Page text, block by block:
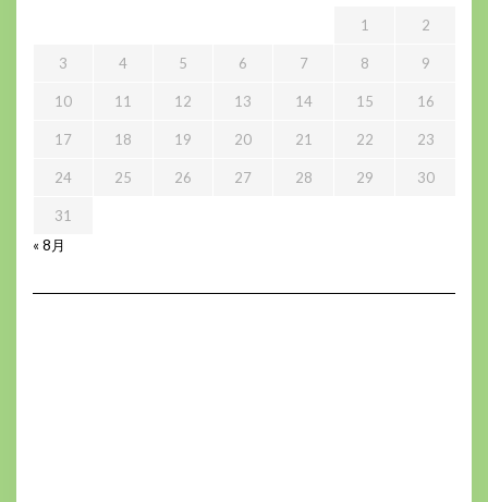
1 2
3 4 5 6 7 8 9
10 11 12 13 14 15 16
17 18 19 20 21 22 23
24 25 26 27 28 29 30
31
« 8月